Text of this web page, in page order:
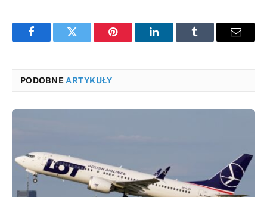
FacebookTwitter Pinterest LinkedInTumblr Email
PODOBNEARTYKUŁY